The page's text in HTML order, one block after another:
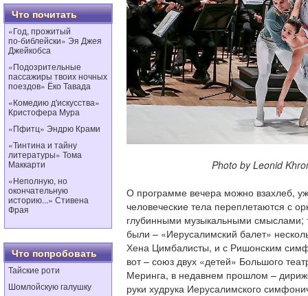
Что почитать
«Год, прожитый
по‑библейски» Эя Джея
Джейкобса
«Подозрительные
пассажиры твоих ночных
поездов» Ёко Тавада
«Комедию д'искусства»
Кристофера Мура
«Пфитц» Эндрю Крами
«Тинтина и тайну
литературы» Тома
Маккарти
«Неполную, но
окончательную
историю...» Стивена
Фрая
Что попробовать
Тайские роти
Шомлойскую галушку
Photo by Leonid
О программе вечера можно взахлеб,
человеческие тела переплетаются с
глубинными музыкальными смыслами;
были – «Иерусалимский балет»
Хена Цимбалисты, и с Ришонским
вот – союз двух «детей» Большого
Меринга, в недавнем прошлом –
руки худрука Иерусалимского